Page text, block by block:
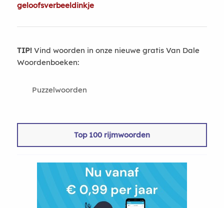
geloofsverbeeldinkje
TIP!Vind woorden in onze nieuwe gratis Van Dale
Woordenboeken:
Puzzelwoorden
Top 100 rijmwoorden